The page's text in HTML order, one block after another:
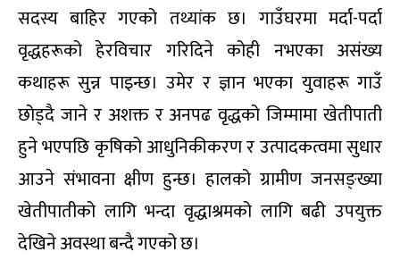
सदस्य बाहिर गएको तथ्यांक छ। गाउँघरमा मर्दा-पर्दा
वृद्धहरूको हेरविचार गरिदिने कोही नभएका असंख्य
कथाहरू सुन्न पाइन्छ। उमेर र ज्ञान भएका युवाहरू गाउँ
छोड्दै जाने र अशक्त र अनपढ वृद्धको जिम्मामा खेतीपाती
हुने भएपछि कृषिको आधुनिकीकरण र उत्पादकत्वमा सुधार
आउने संभावना क्षीण हुन्छ। हालको ग्रामीण जनसङ्ख्या
खेतीपातीको लागि भन्दा वृद्धाश्रमको लागि बढी उपयुक्त
देखिने अवस्था बन्दै गएको छ।